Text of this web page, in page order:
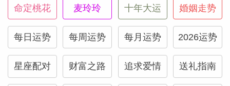
对你极其重要，因为那时的你勇敢又坚定，
已经做好准备宣布重大计划，非常完美的时
机。
与此同时，1月24日至3月6日期间，火星会
命定桃花 麦玲玲 十年大运 婚姻走势
每日运势 每周运势 每月运势 2026运势
星座配对 财富之路 追求爱情 送礼指南